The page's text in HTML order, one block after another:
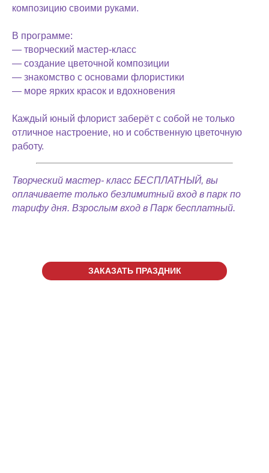
композицию своими руками.
В программе:
— творческий мастер-класс
— создание цветочной композиции
— знакомство с основами флористики
— море ярких красок и вдохновения
Каждый юный флорист заберёт с собой не только
отличное настроение, но и собственную цветочную
работу.
Творческий мастер- класс БЕСПЛАТНЫЙ, вы
оплачиваете только безлимитный вход в парк по
тарифу дня. Взрослым вход в Парк бесплатный.
ЗАКАЗАТЬ ПРАЗДНИК